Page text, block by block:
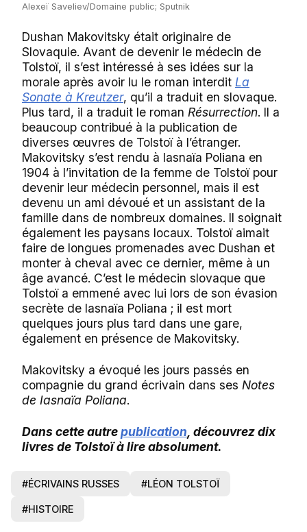
Alexeï Saveliev/Domaine public; Sputnik
Dushan Makovitsky était originaire de
Slovaquie. Avant de devenir le médecin de
Tolstoï, il s’est intéressé à ses idées sur la
morale après avoir lu le roman interdit La
Sonate à Kreutzer, qu’il a traduit en slovaque.
Plus tard, il a traduit le roman Résurrection. Il a
beaucoup contribué à la publication de
diverses œuvres de Tolstoï à l’étranger.
Makovitsky s’est rendu à Iasnaïa Poliana en
1904 à l’invitation de la femme de Tolstoï pour
devenir leur médecin personnel, mais il est
devenu un ami dévoué et un assistant de la
famille dans de nombreux domaines. Il soignait
également les paysans locaux. Tolstoï aimait
faire de longues promenades avec Dushan et
monter à cheval avec ce dernier, même à un
âge avancé. C’est le médecin slovaque que
Tolstoï a emmené avec lui lors de son évasion
secrète de Iasnaïa Poliana ; il est mort
quelques jours plus tard dans une gare,
également en présence de Makovitsky.
Makovitsky a évoqué les jours passés en
compagnie du grand écrivain dans ses Notes
de Iasnaïa Poliana.
Dans cette autrepublication , découvrez dix
livres de Tolstoï à lire absolument.
#ÉCRIVAINS RUSSES #LÉON TOLSTOÏ
#HISTOIRE